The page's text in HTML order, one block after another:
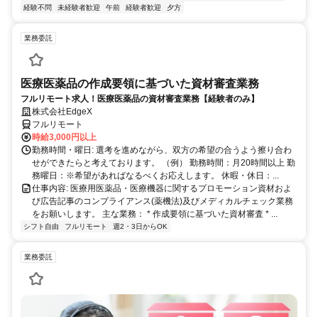
経験不問
未経験者歓迎 午前 経験者歓迎 夕方
業務委託
医療医薬品の作成要領に基づいた資材審査業務
フルリモート求人！医療医薬品の資材審査業務【経験者のみ】
株式会社EdgeX
フルリモート
時給3,000円以上
勤務時間・曜日: 選考を進めながら、双方の希望の合うよう擦り合わ
せができたらと考えております。 （例） 勤務時間：月20時間以上 勤
務曜日：※希望があればなるべくお応えします。 休暇・休日：...
仕事内容: 医療用医薬品・医療機器に関するプロモーション資材およ
び広告記事のコンプライアンス(薬機法)及びメディカルチェック業務
をお願いします。 主な業務： * 作成要領に基づいた資材審査 * ...
シフト自由 フルリモート 週2・3日からOK
業務委託